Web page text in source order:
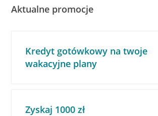
Aktualne promocje
Kredyt gotówkowy na twoje
wakacyjne plany
Zyskaj 1000 zł